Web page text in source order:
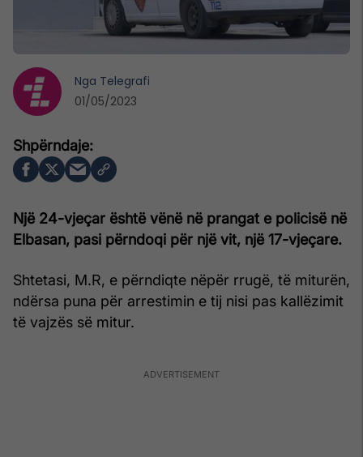
Një 24-vjeçar është vënë në prangat e policisë në
Elbasan, pasi përndoqi për një vit, një 17-vjeçare.
Shtetasi, M.R, e përndiqte nëpër rrugë, të miturën,
ndërsa puna për arrestimin e tij nisi pas kallëzimit
të vajzës së mitur.
Nga Telegrafi
01/05/2023